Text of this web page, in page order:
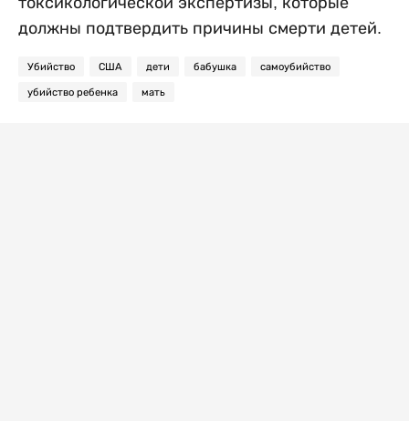
должны подтвердить причины смерти детей.
Убийство США дети бабушка самоубийство
убийство ребенка мать